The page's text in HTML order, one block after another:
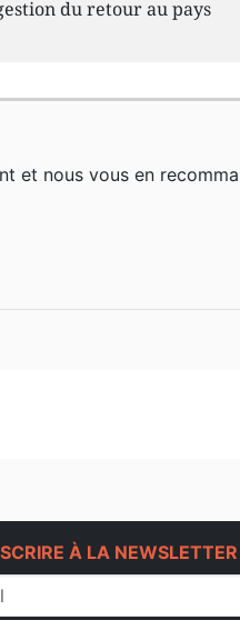
du retour au pays
et nous vous en
À LA NEWSLETTER